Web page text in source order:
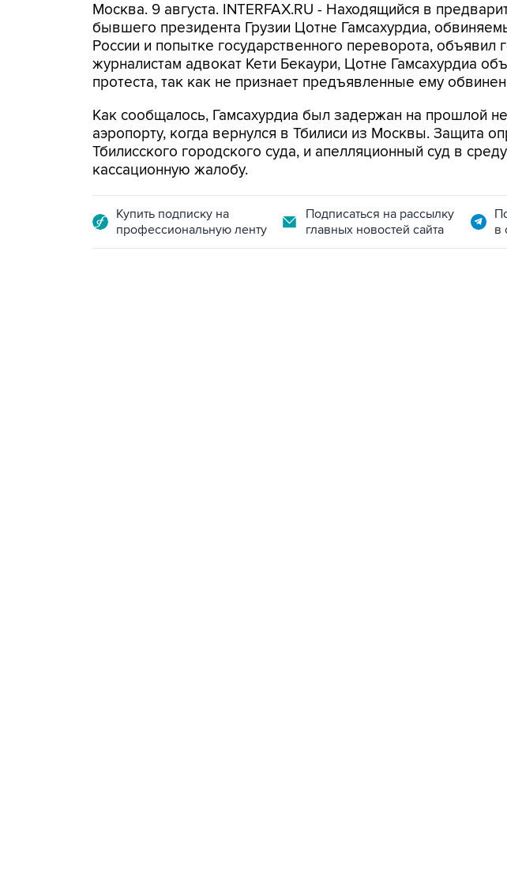
Москва. 9 августа. INTERFAX.RU - Находящийся в
бывшего президента Грузии Цотне Гамсахурдиа,
России и попытке государственного переворота, объявил
журналистам адвокат Кети Бекаури, Цотне Гамсахурдиа
протеста, так как не признает предъявленные ему
Как сообщалось, Гамсахурдиа был задержан на прошлой
аэропорту, когда вернулся в Тбилиси из Москвы. Защита
Тбилисского городского суда, и апелляционный суд в
кассационную жалобу.
Купить подписку на
профессиональную ленту
Подписаться на рассылку
главных новостей сайта
в